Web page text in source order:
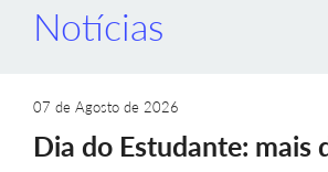
Notícias
07 de Agosto de 2026
Dia do Estudante: mais